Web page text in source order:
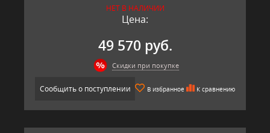
НЕТ В НАЛИЧИИ
Цена:
49 570 руб.
Скидки при покупке
Сообщить о поступлении В избранное К сравнению